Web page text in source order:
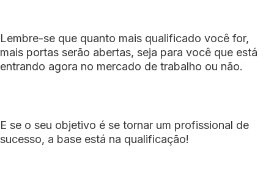
Lembre-se que quanto mais qualificado você for,
mais portas serão abertas, seja para você que está
entrando agora no mercado de trabalho ou não.
E se o seu objetivo é se tornar um profissional de
sucesso, a base está na qualificação!